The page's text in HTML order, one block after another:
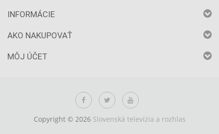
INFORMÁCIE
AKO NAKUPOVAŤ
MÔJ ÚČET
Copyright © 2026 Slovenská televízia a rozhlas